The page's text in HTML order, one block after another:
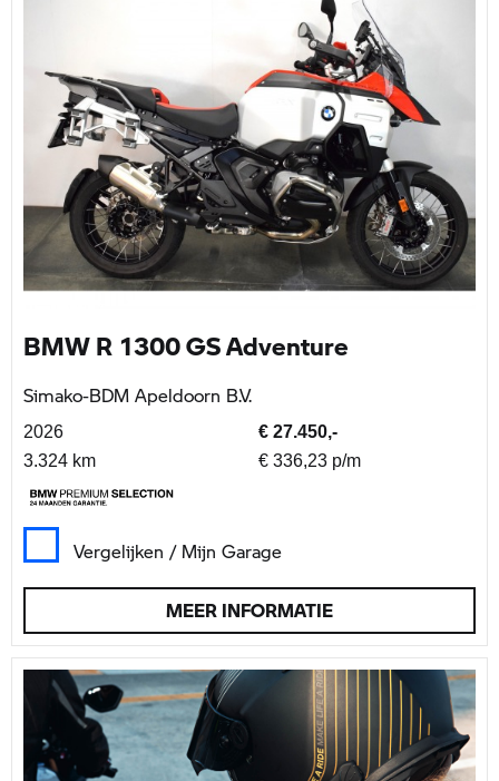
BMW R 1300 GS Adventure
Simako-BDM Apeldoorn B.V.
2026
€ 27.450,-
3.324 km
€ 336,23 p/m
Vergelijken / Mijn Garage
MEER INFORMATIE